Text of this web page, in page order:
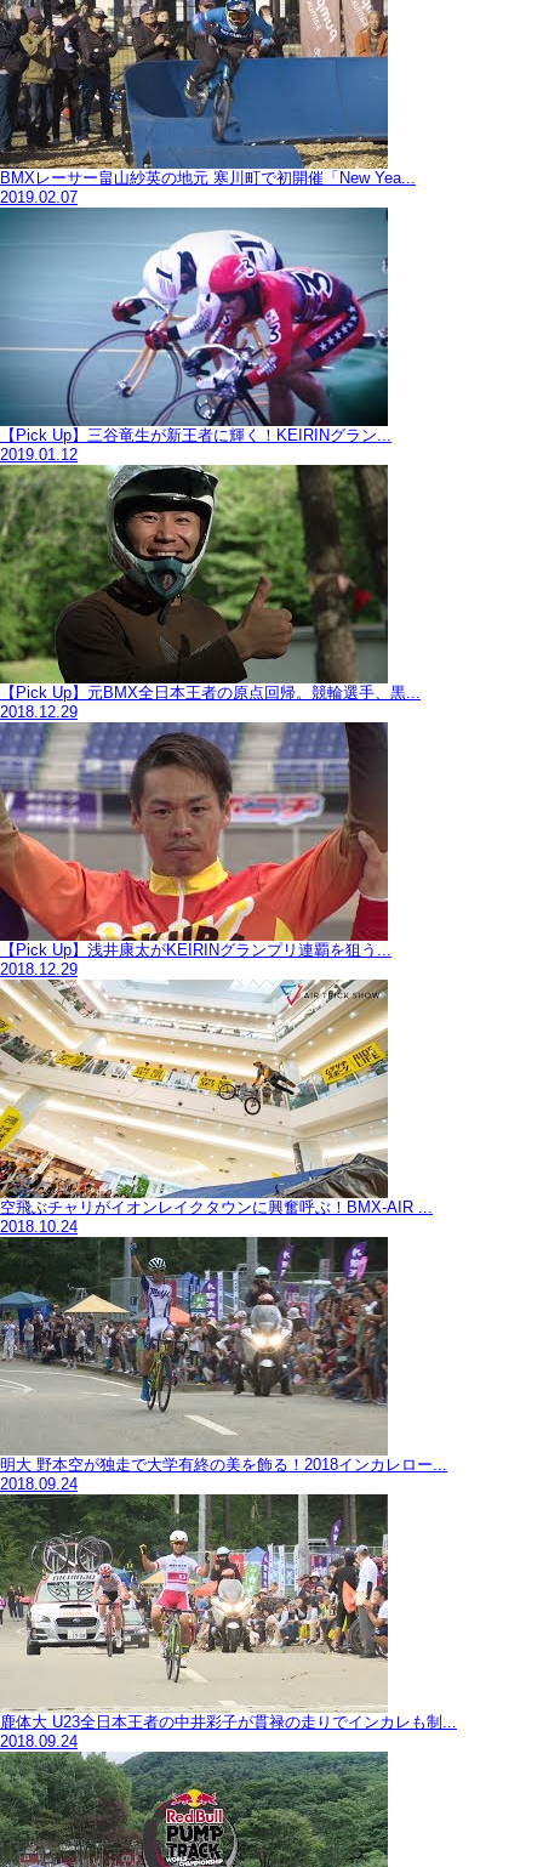
BMXレーサー畠山紗英の地元 寒川町で初開催「New Yea...
2019.02.07
【Pick Up】三谷竜生が新王者に輝く！KEIRINグラン...
2019.01.12
【Pick Up】元BMX全日本王者の原点回帰。競輪選手、黒...
2018.12.29
【Pick Up】浅井康太がKEIRINグランプリ連覇を狙う...
2018.12.29
空飛ぶチャリがイオンレイクタウンに興奮呼ぶ！BMX-AIR ...
2018.10.24
明大 野本空が独走で大学有終の美を飾る！2018インカレロー...
2018.09.24
鹿体大 U23全日本王者の中井彩子が貫禄の走りでインカレも制...
2018.09.24